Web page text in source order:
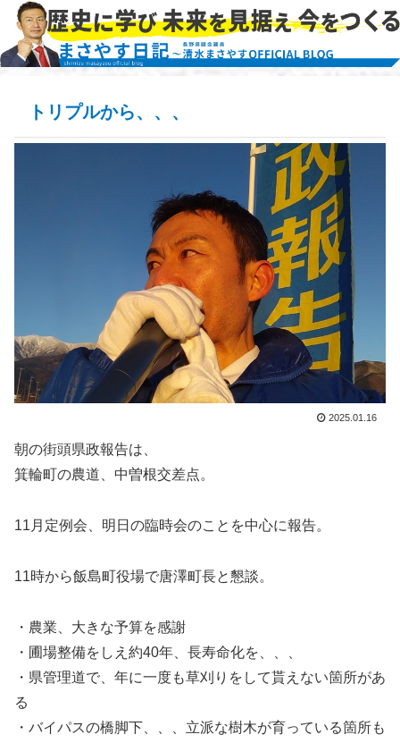
トリプルから、、、
2025.01.16
朝の街頭県政報告は、
箕輪町の農道、中曽根交差点。
11月定例会、明日の臨時会のことを中心に報告。
11時から飯島町役場で唐澤町長と懇談。
・農業、大きな予算を感謝
・圃場整備をしえ約40年、長寿命化を、、、
・県管理道で、年に一度も草刈りをして貰えない箇所があ
る
・バイパスの橋脚下、、、立派な樹木が育っている箇所も